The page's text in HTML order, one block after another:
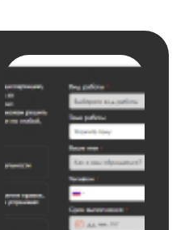
квалификации.
отправляла на
доработку раза 3.
принципе, другой
может и внимания
обратил, а мне в
больше бросалось
несоответствие
какая-то вода
водяниста...